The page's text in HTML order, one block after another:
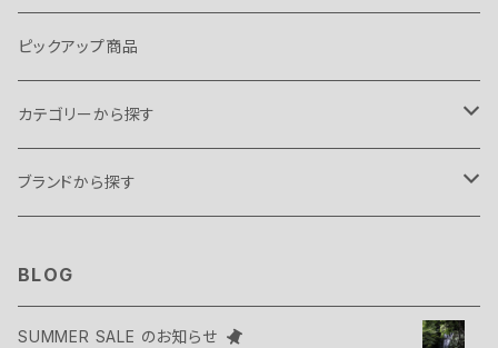
ピックアップ商品
カテゴリーから探す
テント・タープ
タープ
ブランドから探す
BLOG
SUMMER SALE のお知らせ